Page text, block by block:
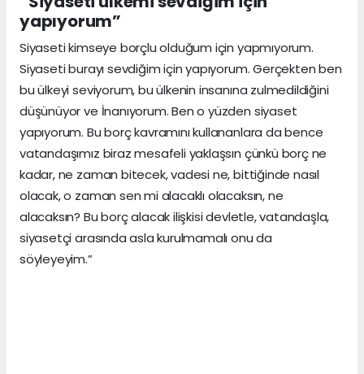
yapıyorum”
Siyaseti kimseye borçlu olduğum için yapmıyorum.
Siyaseti burayı sevdiğim için yapıyorum. Gerçekten ben
bu ülkeyi seviyorum, bu ülkenin insanına zulmedildiğini
düşünüyor ve İnanıyorum. Ben o yüzden siyaset
yapıyorum. Bu borç kavramını kullananlara da bence
vatandaşımız biraz mesafeli yaklaşsın çünkü borç ne
kadar, ne zaman bitecek, vadesi ne, bittiğinde nasıl
olacak, o zaman sen mi alacaklı olacaksın, ne
alacaksın? Bu borç alacak ilişkisi devletle, vatandaşla,
siyasetçi arasında asla kurulmamalı onu da
söyleyeyim.”